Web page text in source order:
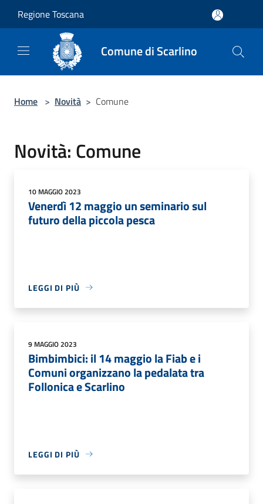
Regione Toscana
Comune di Scarlino
Home > Novità > Comune
Novità: Comune
10 MAGGIO 2023
Venerdì 12 maggio un seminario sul
futuro della piccola pesca
LEGGI DI PIÙ
9 MAGGIO 2023
Bimbimbici: il 14 maggio la Fiab e i
Comuni organizzano la pedalata tra
Follonica e Scarlino
LEGGI DI PIÙ